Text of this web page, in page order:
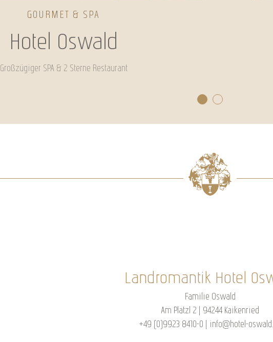
GOURMET & SPA
Hotel Oswald
Großzügiger SPA & 2 Sterne Restaurant
Landromantik Hotel
Familie Oswald
Am Platzl 2 | 94244 Kaikenried
+49 (0)9923 8410-0
info@hotel-